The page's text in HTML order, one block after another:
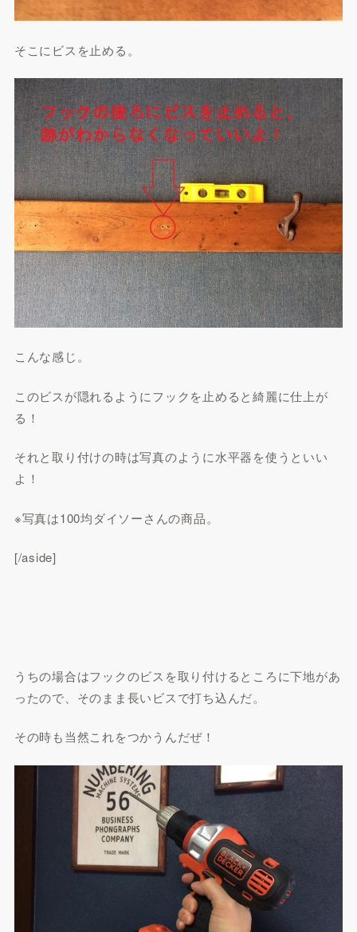
そこにビスを止める。
こんな感じ。
このビスが隠れるようにフックを止めると綺麗に仕上が
る！
それと取り付けの時は写真のように水平器を使うといい
よ！
※写真は100均ダイソーさんの商品。
[/aside]
うちの場合はフックのビスを取り付けるところに下地があ
ったので、そのまま長いビスで打ち込んだ。
その時も当然これをつかうんだぜ！